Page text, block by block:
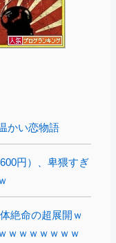
かい恋物語
円）、卑猥すぎ
絶命の超展開ｗ
ｗｗｗｗｗｗｗ